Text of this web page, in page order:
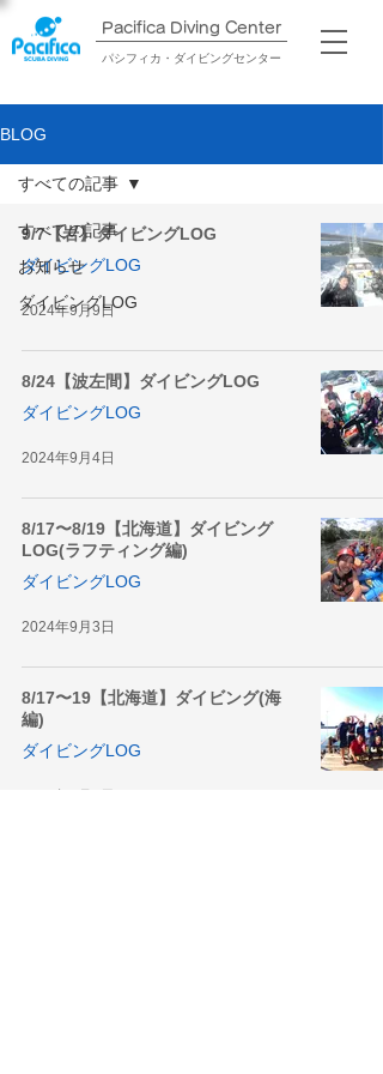
Pacifica Diving Center​
パシフィカ・ダイビングセンター
BLOG
すべての記事
お知らせ
ダイビングLOG
すべての記事
9/7【岩】ダイビングLOG
ダイビングLOG
2024年9月9日
8/24【波左間】ダイビングLOG
ダイビングLOG
2024年9月4日
8/17〜8/19【北海道】ダイビング
LOG(ラフティング編)
ダイビングLOG
2024年9月3日
8/17〜19【北海道】ダイビング(海
編)
ダイビングLOG
2024年9月2日